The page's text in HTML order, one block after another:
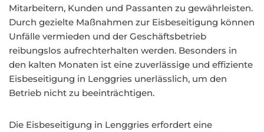
Mitarbeitern, Kunden und Passanten zu gewährleisten.
Durch gezielte Maßnahmen zur Eisbeseitigung können
Unfälle vermieden und der Geschäftsbetrieb
reibungslos aufrechterhalten werden. Besonders in
den kalten Monaten ist eine zuverlässige und effiziente
Eisbeseitigung in Lenggries unerlässlich, um den
Betrieb nicht zu beeinträchtigen.
Die Eisbeseitigung in Lenggries erfordert eine